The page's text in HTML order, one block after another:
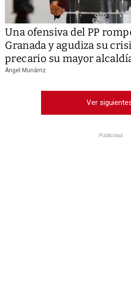
Una ofensiva del PP
Granada y agudiza su
precario su mayor
Ángel Munárriz
Ver
Publicidad